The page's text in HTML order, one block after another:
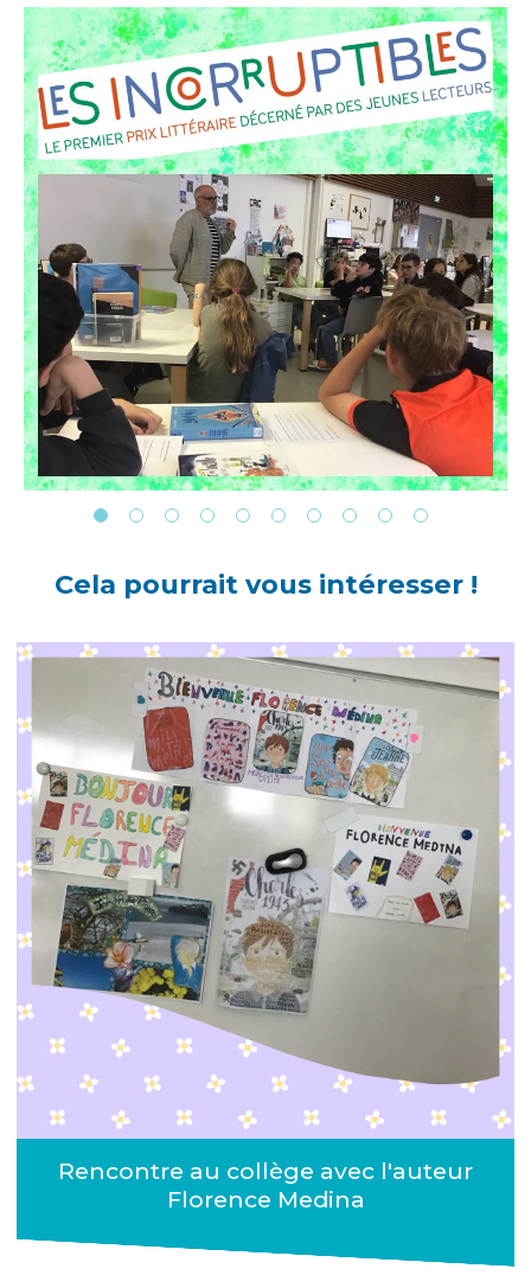
Cela pourrait vous intéresser !
Rencontre au collège avec l'auteur
Florence Medina